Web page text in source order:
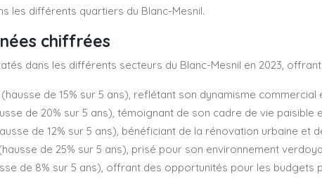
les différents quartiers du Blanc-Mesnil.
chiffrées
dans les différents secteurs du Blanc-Mesnil en 2023,
de 15% sur 5 ans), reflétant son dynamisme
de 20% sur 5 ans), témoignant de son cadre de vie paisible
de 12% sur 5 ans), bénéficiant de la rénovation urbaine et
de 25% sur 5 ans), prisé pour son environnement
de 8% sur 5 ans), offrant des opportunités pour les budgets